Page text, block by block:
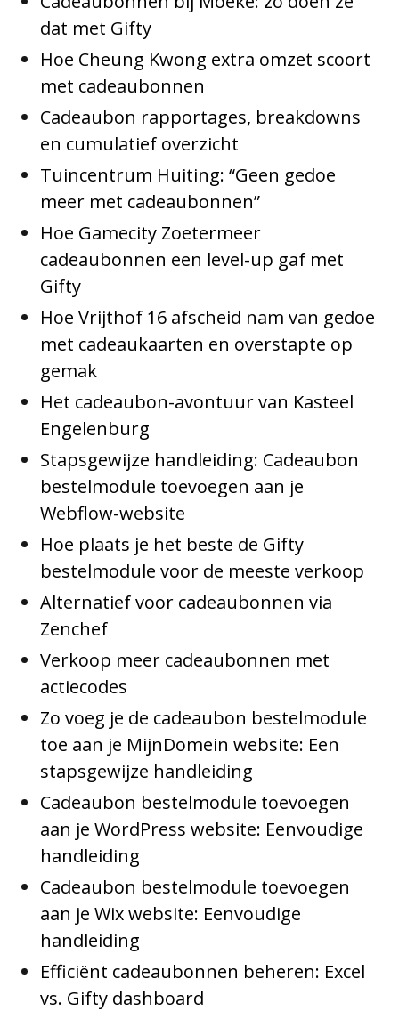
dat met Gifty
Hoe Cheung Kwong extra omzet scoort
met cadeaubonnen
Cadeaubon rapportages, breakdowns
en cumulatief overzicht
Tuincentrum Huiting: “Geen gedoe
meer met cadeaubonnen”
Hoe Gamecity Zoetermeer
cadeaubonnen een level-up gaf met
Gifty
Hoe Vrijthof 16 afscheid nam van gedoe
met cadeaukaarten en overstapte op
gemak
Het cadeaubon-avontuur van Kasteel
Engelenburg
Stapsgewijze handleiding: Cadeaubon
bestelmodule toevoegen aan je
Webflow-website
Hoe plaats je het beste de Gifty
bestelmodule voor de meeste verkoop
Alternatief voor cadeaubonnen via
Zenchef
Verkoop meer cadeaubonnen met
actiecodes
Zo voeg je de cadeaubon bestelmodule
toe aan je MijnDomein website: Een
stapsgewijze handleiding
Cadeaubon bestelmodule toevoegen
aan je WordPress website: Eenvoudige
handleiding
Cadeaubon bestelmodule toevoegen
aan je Wix website: Eenvoudige
handleiding
Efficiënt cadeaubonnen beheren: Excel
vs. Gifty dashboard